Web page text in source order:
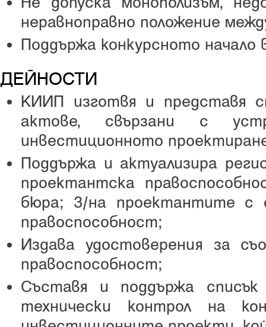
неравноправно положение
Поддържа конкурсното
ДЕЙНОСТИ
КИИП изготвя и представя
актове, свързани с
инвестиционното
Поддържа и актуализира
проектантска
бюра; 3/на проектантите с
правоспособност;
Издава удостоверения за
правоспособност;
Съставя и поддържа
технически контрол на